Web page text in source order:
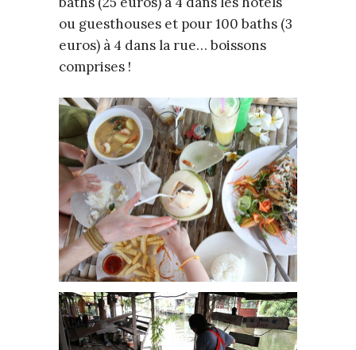
ou guesthouses et pour 100 baths (3
euros) à 4 dans la rue… boissons
comprises !